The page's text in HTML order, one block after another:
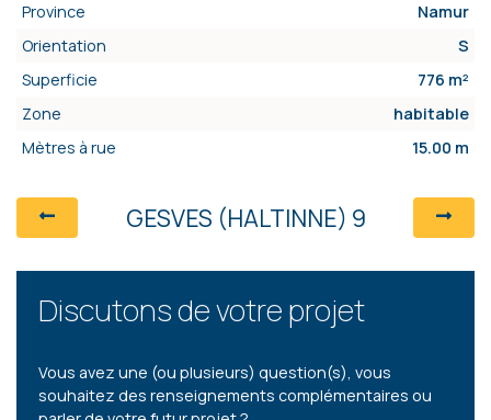
Province
Namur
Orientation
S
Superficie
776 m²
Zone
habitable
Mètres à rue
15.00 m
GESVES (HALTINNE) 9
Discutons de votre projet
Vous avez une (ou plusieurs) question(s), vous
souhaitez des renseignements complémentaires ou